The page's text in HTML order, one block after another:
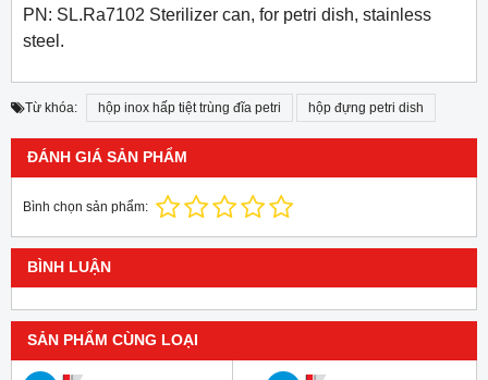
PN: SL.Ra7102 Sterilizer can, for petri dish, stainless
steel.
Từ khóa: hộp inox hấp tiệt trùng đĩa petri hộp đựng petri dish
ĐÁNH GIÁ SẢN PHẨM
Bình chọn sản phẩm:
BÌNH LUẬN
SẢN PHẨM CÙNG LOẠI